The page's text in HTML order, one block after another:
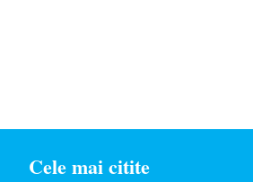
Cele mai citite